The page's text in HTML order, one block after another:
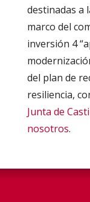
destinadas a
marco del
inversión 4
del plan de
resiliencia,
Junta de
nosotros.